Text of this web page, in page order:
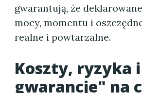
gwarantują, że
mocy, momentu i
realne i powtarzalne.
Koszty, ryzyka i
gwarancje" na